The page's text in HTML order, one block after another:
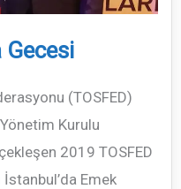
Gecesi
(TOSFED)
Kurulu
2019 TOSFED
Emek